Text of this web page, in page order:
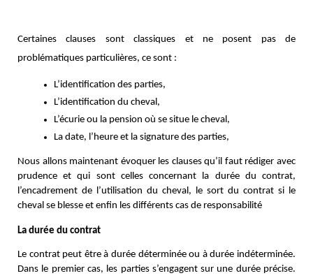
Certaines clauses sont classiques et ne posent pas de
problématiques particulières, ce sont :
L’identification des parties,
L’identification du cheval,
L’écurie ou la pension où se situe le cheval,
La date, l’heure et la signature des parties,
Nous allons maintenant évoquer les clauses qu’il faut rédiger avec
prudence et qui sont celles concernant la durée du contrat,
l’encadrement de l’utilisation du cheval, le sort du contrat si le
cheval se blesse et enfin les différents cas de responsabilité
La durée du contrat
Le contrat peut être à durée déterminée ou à durée indéterminée.
Dans le premier cas, les parties s’engagent sur une durée précise.